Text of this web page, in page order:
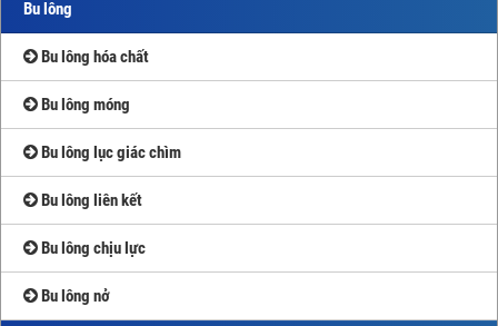
Bu lông
Bu lông hóa chất
Bu lông móng
Bu lông lục giác chìm
Bu lông liên kết
Bu lông chịu lực
Bu lông nở